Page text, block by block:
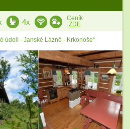
4x
Ceník
ZDE
údolí - Janské Lázně - Krkonoše“